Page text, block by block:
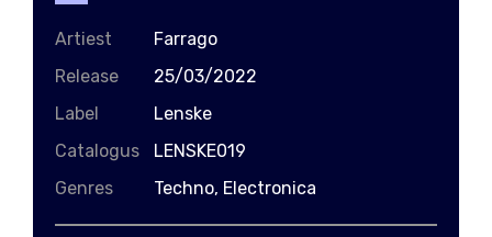
Artiest
Farrago
Release
25/03/2022
Label
Lenske
Catalogus
LENSKE019
Genres
Techno, Electronica